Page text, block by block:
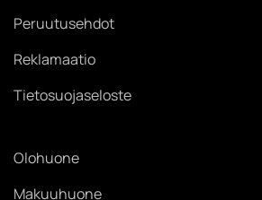
Peruutusehdot
Reklamaatio
Tietosuojaseloste
Olohuone
Makuuhuone